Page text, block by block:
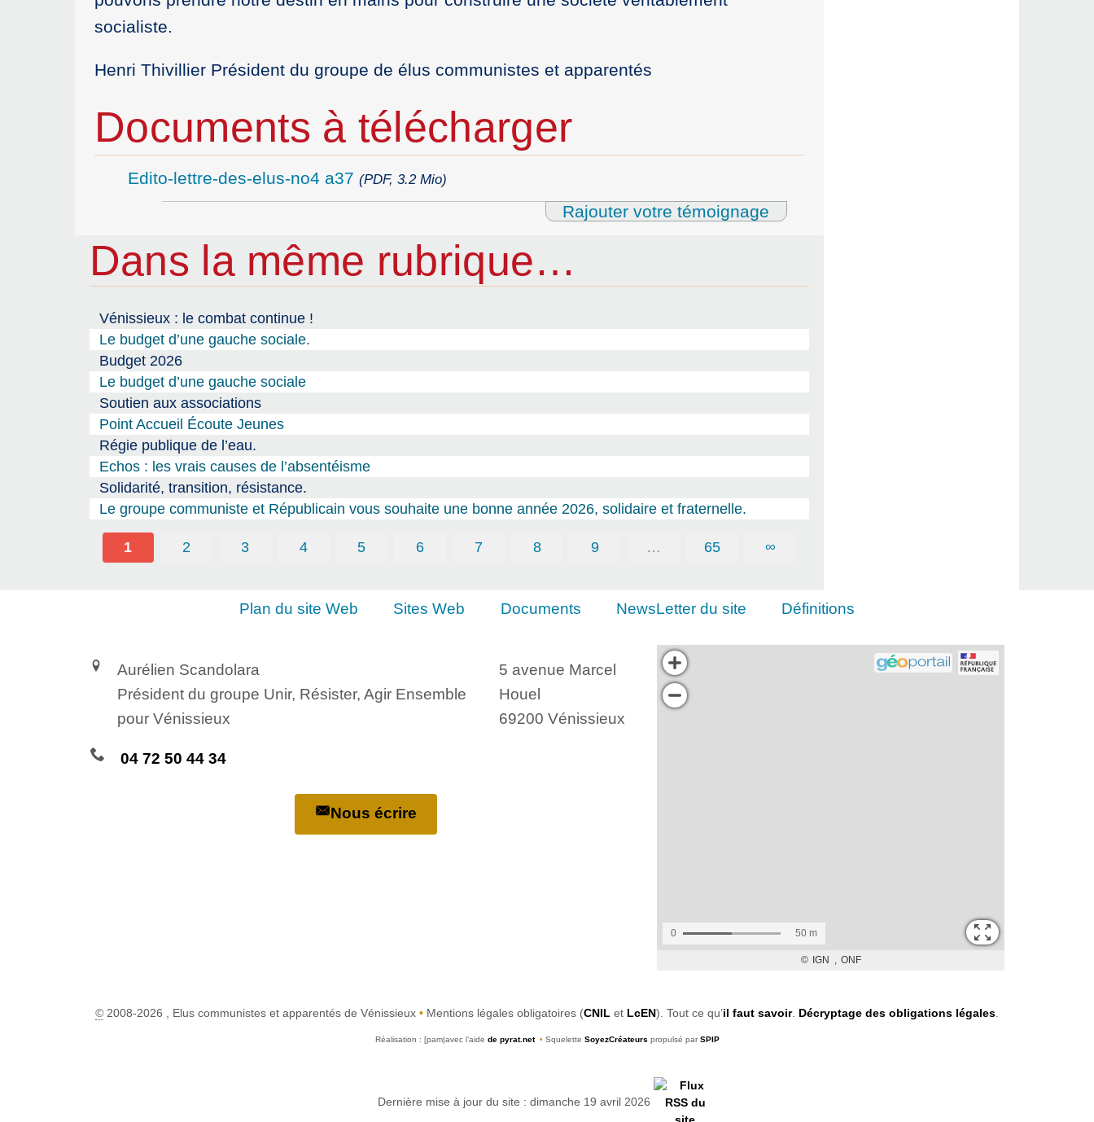
socialiste.
Henri Thivillier Président du groupe de élus communistes et apparentés
Documents à télécharger
Edito-lettre-des-elus-no4 a37 (PDF, 3.2 Mio)
Rajouter votre témoignage
Dans la même rubrique…
Vénissieux : le combat continue !
Le budget d’une gauche sociale.
Budget 2026
Le budget d’une gauche sociale
Soutien aux associations
Point Accueil Écoute Jeunes
Régie publique de l’eau.
Echos : les vrais causes de l’absentéisme
Solidarité, transition, résistance.
Le groupe communiste et Républicain vous souhaite une bonne année 2026, solidaire et fraternelle.
1 2 3 4 5 6 7 8 9 … 65 ∞
Plan du site Web Sites Web Documents NewsLetter du site Définitions
Aurélien Scandolara
Président du groupe Unir, Résister, Agir Ensemble
pour Vénissieux
5 avenue Marcel
Houel
69200 Vénissieux
04 72 50 44 34
Nous écrire
©2008-2026 , Elus communistes et apparentés de Vénissieux • Mentions légales obligatoires (CNIL et LcEN). Tout ce qu’il faut savoir. Décryptage des obligations légales
Réalisation : [pam|avec l’aide de pyrat.net • Squelette SoyezCréateurs propulsé par SPIP
Dernière mise à jour du site : dimanche 19 avril 2026